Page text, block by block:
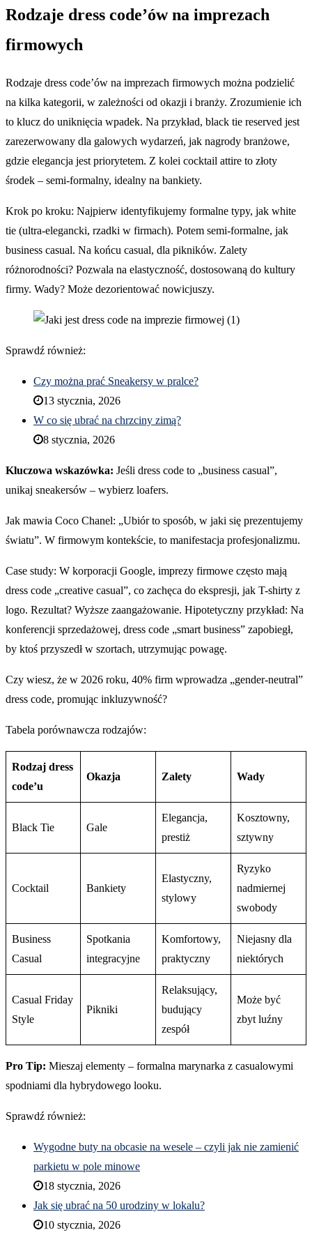
Rodzaje dress code’ów na imprezach
firmowych
Rodzaje dress code’ów na imprezach firmowych można podzielić
na kilka kategorii, w zależności od okazji i branży. Zrozumienie ich
to klucz do uniknięcia wpadek. Na przykład, black tie reserved jest
zarezerwowany dla galowych wydarzeń, jak nagrody branżowe,
gdzie elegancja jest priorytetem. Z kolei cocktail attire to złoty
środek – semi-formalny, idealny na bankiety.
Krok po kroku: Najpierw identyfikujemy formalne typy, jak white
tie (ultra-elegancki, rzadki w firmach). Potem semi-formalne, jak
business casual. Na końcu casual, dla pikników. Zalety
różnorodności? Pozwala na elastyczność, dostosowaną do kultury
firmy. Wady? Może dezorientować nowicjuszy.
Sprawdź również:
Czy można prać Sneakersy w pralce?
13 stycznia, 2026
W co się ubrać na chrzciny zimą?
8 stycznia, 2026
Kluczowa wskazówka: Jeśli dress code to „business casual”,
unikaj sneakersów – wybierz loafers.
Jak mawia Coco Chanel: „Ubiór to sposób, w jaki się prezentujemy
światu”. W firmowym kontekście, to manifestacja profesjonalizmu.
Case study: W korporacji Google, imprezy firmowe często mają
dress code „creative casual”, co zachęca do ekspresji, jak T-shirty z
logo. Rezultat? Wyższe zaangażowanie. Hipotetyczny przykład: Na
konferencji sprzedażowej, dress code „smart business” zapobiegł,
by ktoś przyszedł w szortach, utrzymując powagę.
Czy wiesz, że w 2026 roku, 40% firm wprowadza „gender-neutral”
dress code, promując inkluzywność?
Tabela porównawcza rodzajów:
Rodzaj dress
code’u
Okazja Zalety Wady
Black Tie Gale
Elegancja,
prestiż
Kosztowny,
sztywny
Cocktail Bankiety
Elastyczny,
stylowy
Ryzyko
nadmiernej
swobody
Business
Casual
Spotkania
integracyjne
Komfortowy,
praktyczny
Niejasny dla
niektórych
Casual Friday
Style
Pikniki
Relaksujący,
budujący
zespół
Może być
zbyt luźny
Pro Tip: Mieszaj elementy – formalna marynarka z casualowymi
spodniami dla hybrydowego looku.
Sprawdź również:
Wygodne buty na obcasie na wesele – czyli jak nie zamienić
parkietu w pole minowe
18 stycznia, 2026
Jak się ubrać na 50 urodziny w lokalu?
10 stycznia, 2026